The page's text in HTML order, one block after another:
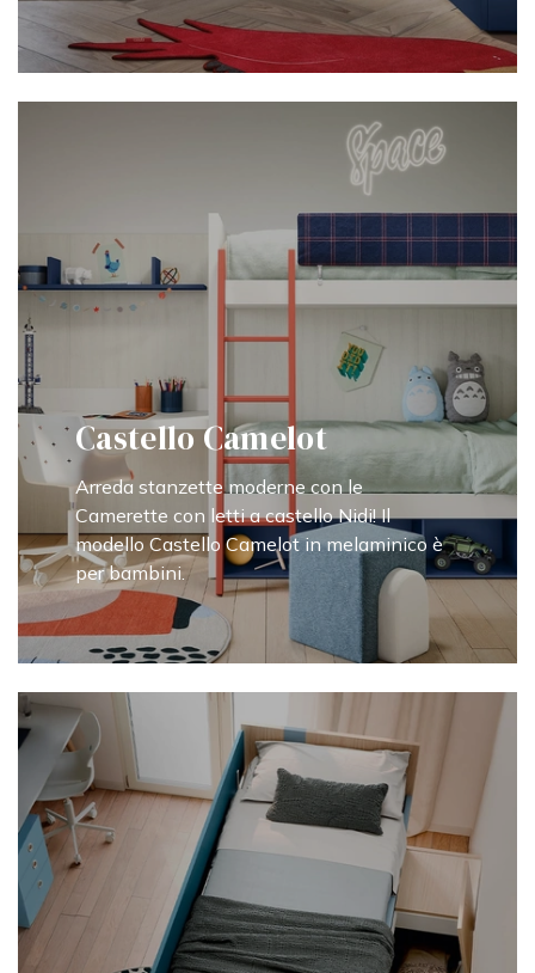
Castello Camelot
Arreda stanzette moderne con le
Camerette con letti a castello Nidi! Il
modello Castello Camelot in melaminico è
per bambini.